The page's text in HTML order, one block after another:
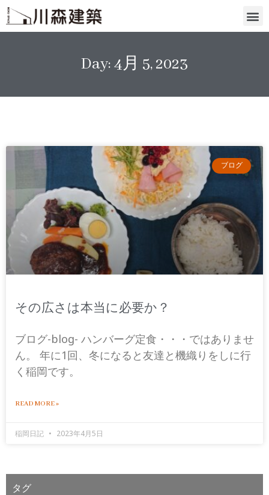
Day: 4月 5, 2023
ブログ
その広さは本当に必要か？
ブログ-blog- ハンバーグ定食・・・ではありませ
ん。 年に1回、冬になると友達と機織りをしに行
く稲岡です。
READ MORE »
稲岡日記 2023年4月5日
タグ